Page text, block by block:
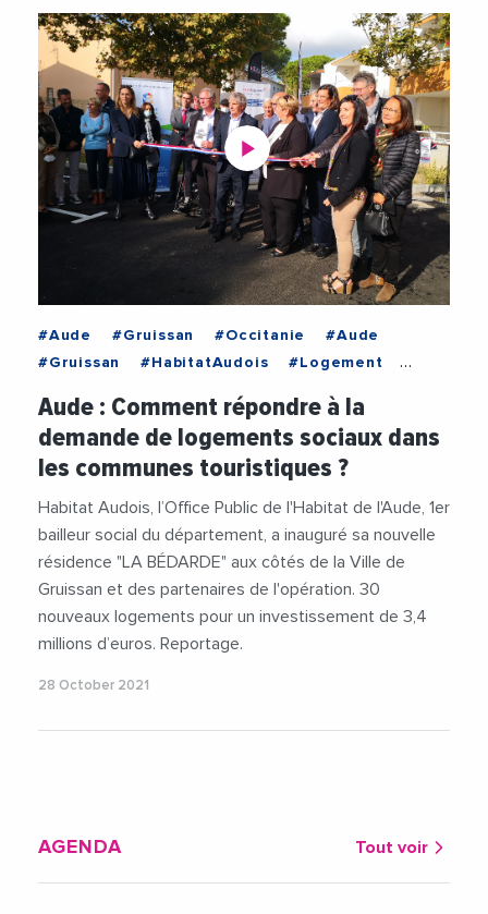
#Aude #Gruissan #Occitanie
#Aude
#Gruissan
#HabitatAudois
#Logement
Aude : Comment répondre à la
demande de logements sociaux dans
les communes touristiques ?
Habitat Audois, l’Office Public de l'Habitat de l'Aude, 1er
bailleur social du département, a inauguré sa nouvelle
résidence "LA BÉDARDE" aux côtés de la Ville de
Gruissan et des partenaires de l'opération. 30
nouveaux logements pour un investissement de 3,4
millions d’euros. Reportage.
28 October 2021
AGENDA Tout voir